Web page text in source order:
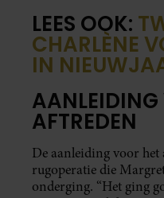
LEES OOK:
CHARLÈNE
IN
AANLEIDING
AFTREDEN
De aanleiding voor het
rugoperatie die
onderging. “Het ging